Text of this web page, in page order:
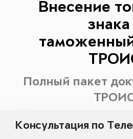
Внесение
знака
Полный пакет
Консультация по